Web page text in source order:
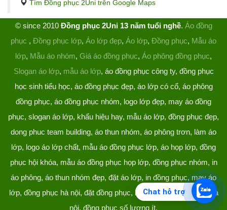
Chat hỗ trợ
Tìm Đồng phục 2Uni trên Google Maps
© since 2010 Đồng phục 2Uni 13 năm tuổi nghề. Áo đồng
phục , Đồng phục lớp, Áo lớp đẹp, Áo lớp, Đồng phục, Mẫu áo
lớp, Mẫu áo nhóm, Giá áo đồng phục, Áo phông đồng phục,
Slogan áo lớp, mẫu áo lớp, áo đồng phục công ty, đồng phục
học sinh tiểu học, áo đồng phục đẹp, áo lớp có cổ, áo phông
đồng phục, áo đồng phục nhóm, logo lớp đẹp, may áo đồng
phục, slogan áo lớp, khẩu hiệu hay, mẫu áo lớp, đồng phục đẹp,
dong phuc team building, áo thun nhóm, áo phông trơn, làm áo
lớp, logo áo lớp chất, mẫu áo đồng phục lớp, áo họp lớp, đồng
phục hội khóa, mẫu áo đồng phục họp lớp, đồng phục nhóm, in
áo phông, áo thun nhóm đẹp, đặt áo lớp, in đồng phục, may áo
lớp, đồng phục hà nội, đặt đồng phục, làm đồng phục, áo lớp hà
nội, đồng phục số lượng ít.